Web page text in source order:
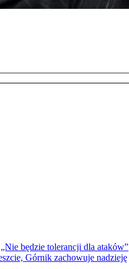
będzie tolerancji dla ataków”
Górnik zachowuje nadzieję